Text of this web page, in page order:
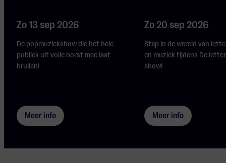
Zo 13 sep 2026
De popmuziekshow die het hele
publiek uit volle borst mee laat
brullen!
Meer info
Zo 20 sep 2026
Stap in de wereld van
en muziek tijdens De
show!
Meer info